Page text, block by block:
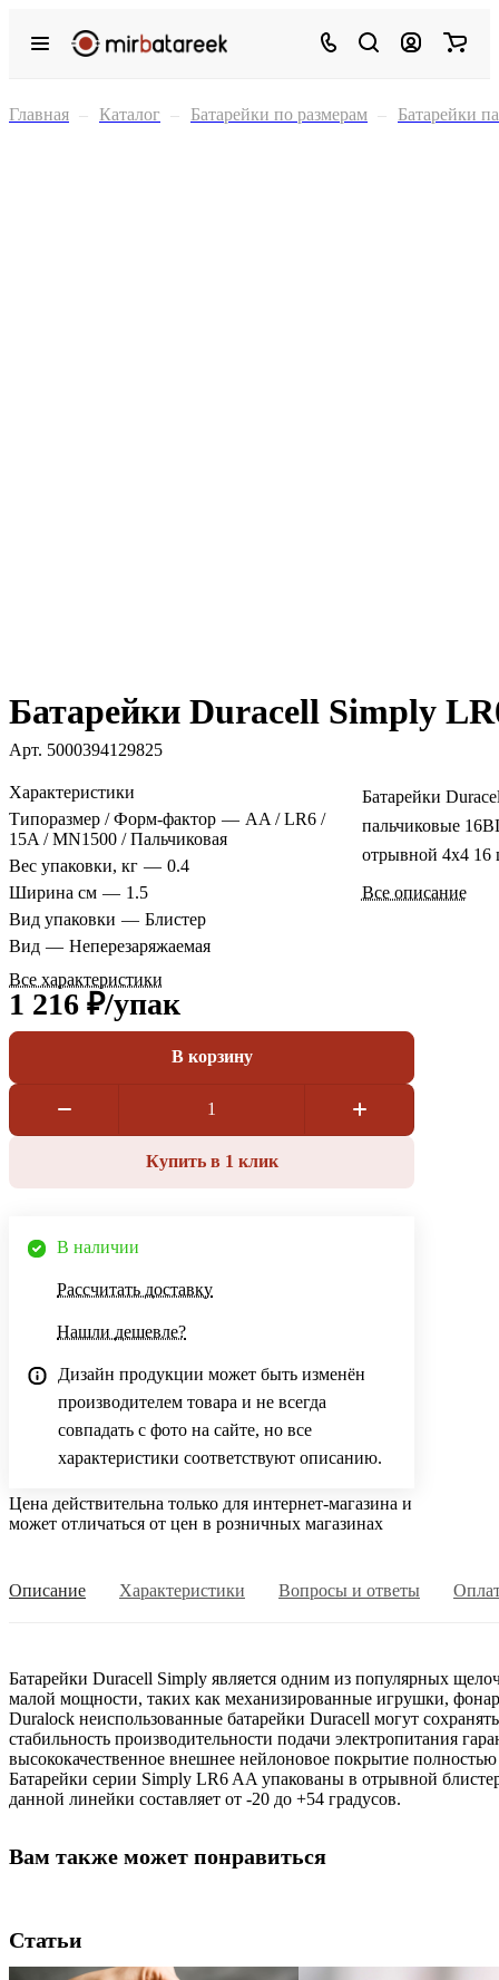
Главная – Каталог – Батарейки по размерам – Батарейки
Батарейки Duracell Simply
Арт. 5000394129825
Характеристики
Типоразмер / Форм-фактор — AA / LR6 /
15A / MN1500 / Пальчиковая
Вес упаковки, кг — 0.4
Ширина см — 1.5
Вид упаковки — Блистер
Вид — Неперезаряжаемая
Все характеристики
Батарейки
пальчиковые
отрывной 4x4 16
Все описание
1 216 ₽/упак
В корзину
Купить в 1 клик
В наличии
Рассчитать доставку
Нашли дешевле?
Дизайн продукции может быть изменён
производителем товара и не всегда
совпадать с фото на сайте, но все
характеристики соответствуют описанию.
Цена действительна только для интернет-магазина и
может отличаться от цен в розничных магазинах
Описание Характеристики Вопросы и ответы
Батарейки Duracell Simply является одним из популярных
малой мощности, таких как механизированные игрушки,
Duralock неиспользованные батарейки Duracell могут
стабильность производительности подачи электропитания
высококачественное внешнее нейлоновое покрытие
Батарейки серии Simply LR6 AA упакованы в отрывной
данной линейки составляет от -20 до +54 градусов.
Вам также может понравиться
Статьи